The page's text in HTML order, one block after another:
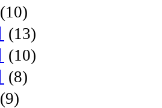
(10)
(13)
(10)
(8)
(9)